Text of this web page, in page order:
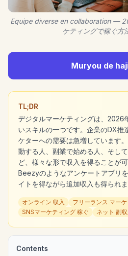
Equipe diverse en collaboration —
ケティングで稼ぐ方
Muryou de
TL;DR
デジタルマーケティングは、2026
いスキルの一つです。企業のDX推
ケターへの需要は急増しています
動する人、副業で始める人、そし
ど、様々な形で収入を得ることが
Beezyのようなアンケートアプリ
イトを得ながら追加収入も得られま
オンライン 収入
フリーランス マー
SNSマーケティング 稼ぐ
ネット 副収
Contents